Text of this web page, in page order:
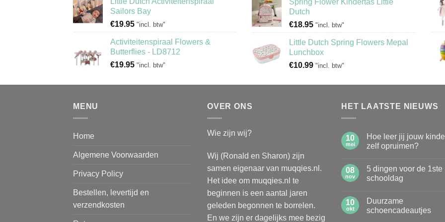
Sailors Bay
€19.95 "incl. btw"
Activiteitenspiraal Flowers &
Butterflies - LD8712
€19.95 "incl. btw"
Dutch
€18.95 "incl. btw"
Little Dutch Spring Flowers Mepal
Lunchbox
€10.99 "incl. btw"
MENU
Home
Algemene Voorwaarden
Privacy Policy
Bestellen, levertijd en
verzendkosten
OVER ONS
Wie zijn wij?
Wij (Ronald en Sharon) zijn
samen eigenaar van muqqies.nl.
Het idee om muqqies.nl te
beginnen is een aantal jaren
geleden begonnen te borrelen.
En we zijn er dagelijks mee bezig
HET LAATSTE NIEUWS
10
mei
Hoe leer jij jouw
zelf opruimen?
op
Hoe
leer
kinderen
opruimen?
08
nov
5 dingen voor de 1ste
schooldag
op
dingen
10
okt
Duurzame
schoencadeautjes